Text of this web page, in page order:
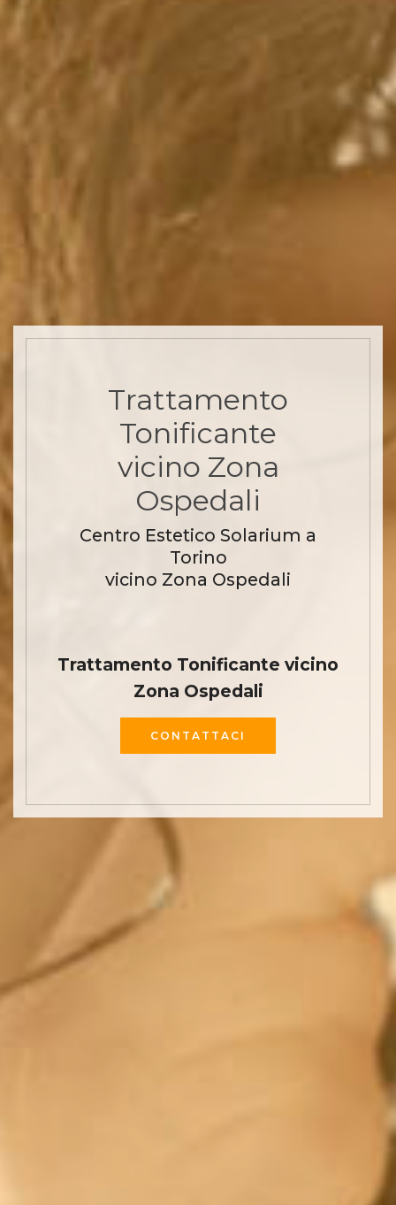
Trattamento
Tonificante
vicino Zona
Ospedali
Centro Estetico Solarium a
Torino
vicino Zona Ospedali
Trattamento Tonificante vicino
Zona Ospedali
CONTATTACI